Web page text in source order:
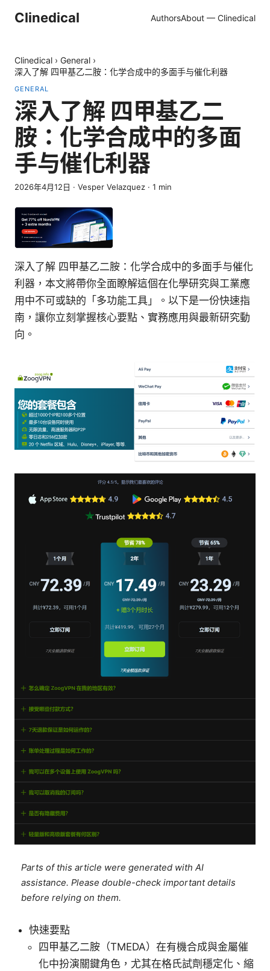
Clinedical AuthorsAbout — Clinedical
Clinedical › General ›
深入了解 四甲基乙二胺：化学合成中的多面手与催化利器
GENERAL
深入了解 四甲基乙二
胺：化学合成中的多面
手与催化利器
2026年4月12日 · Vesper Velazquez · 1 min
深入了解 四甲基乙二胺：化学合成中的多面手与催化
利器，本文將帶你全面瞭解這個在化學研究與工業應
用中不可或缺的「多功能工具」。以下是一份快速指
南，讓你立刻掌握核心要點、實務應用與最新研究動
向。
Parts of this article were generated with AI
assistance. Please double-check important details
before relying on them.
快速要點
四甲基乙二胺（TMEDA）在有機合成與金屬催
化中扮演關鍵角色，尤其在格氏試劑穩定化、縮